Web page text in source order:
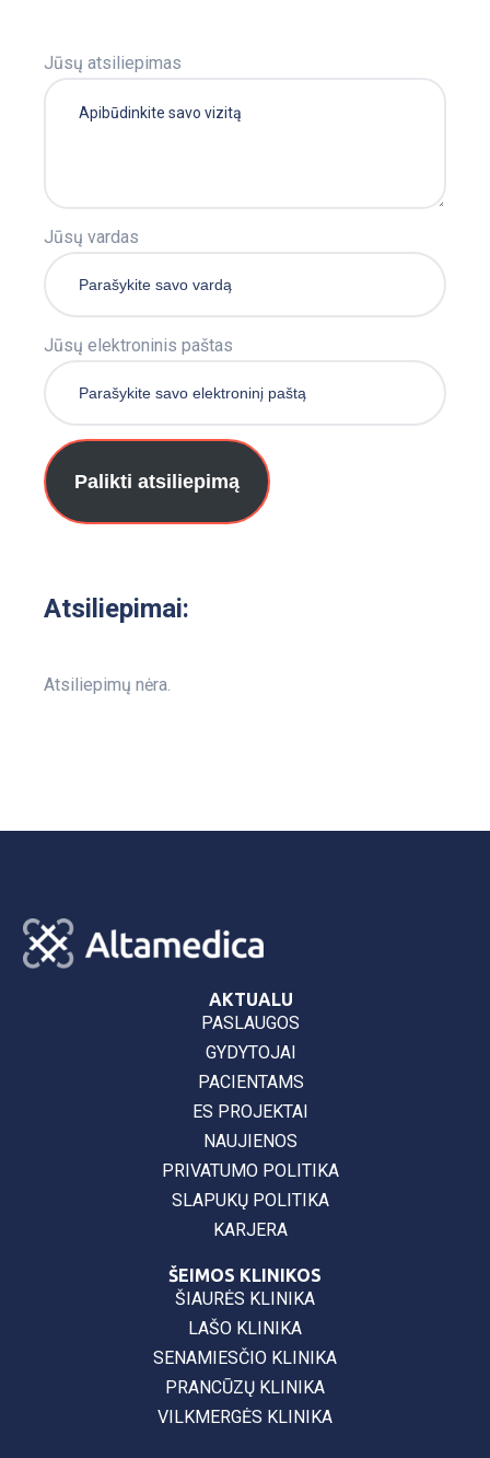
Jūsų atsiliepimas
Jūsų vardas
Jūsų elektroninis paštas
Palikti atsiliepimą
Atsiliepimai:
Atsiliepimų nėra.
AKTUALU
PASLAUGOS
GYDYTOJAI
PACIENTAMS
ES PROJEKTAI
NAUJIENOS
PRIVATUMO POLITIKA
SLAPUKŲ POLITIKA
KARJERA
ŠEIMOS KLINIKOS
ŠIAURĖS KLINIKA
LAŠO KLINIKA
SENAMIESČIO KLINIKA
PRANCŪZŲ KLINIKA
VILKMERGĖS KLINIKA